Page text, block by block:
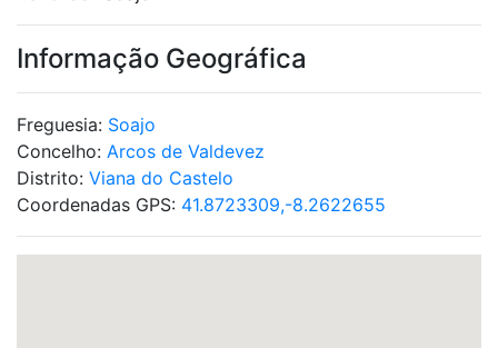
Informação Geográfica
Freguesia: Soajo
Concelho: Arcos de Valdevez
Distrito: Viana do Castelo
Coordenadas GPS: 41.8723309,-8.2622655